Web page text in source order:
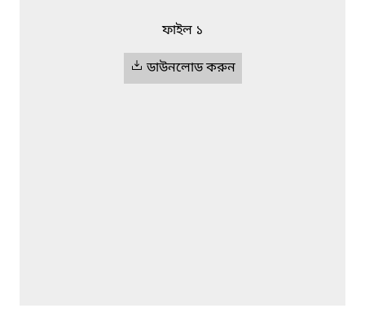
ফাইল ১
ডাউনলোড করুন